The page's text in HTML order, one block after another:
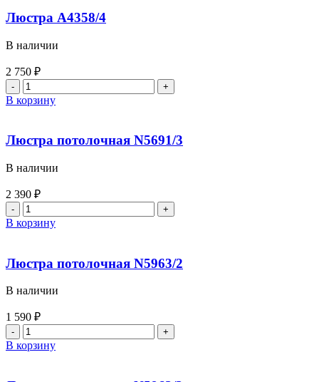
Люстра A4358/4
В наличии
2 750 ₽
В корзину
Люстра потолочная N5691/3
В наличии
2 390 ₽
В корзину
Люстра потолочная N5963/2
В наличии
1 590 ₽
В корзину